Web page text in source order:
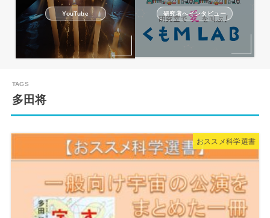
YouTube 研究者へインタビュー
多田将
おススメ科学選書